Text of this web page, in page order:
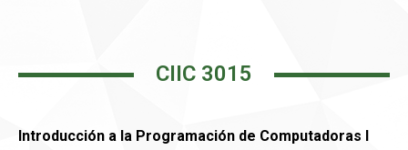
CIIC 3015
Introducción a la Programación de Computadoras I